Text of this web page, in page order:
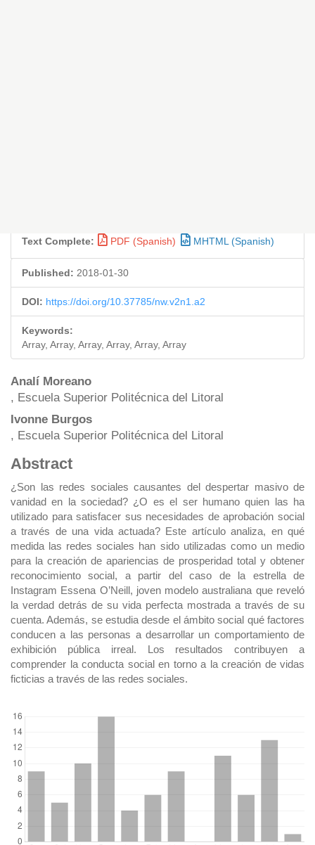
Text Complete: PDF (Spanish) MHTML (Spanish)
Published: 2018-01-30
DOI: https://doi.org/10.37785/nw.v2n1.a2
Keywords:
Array, Array, Array, Array, Array, Array
Main
Article
Content
Analí Moreano
, Escuela Superior Politécnica del Litoral
Ivonne Burgos
, Escuela Superior Politécnica del Litoral
Abstract
¿Son las redes sociales causantes del despertar masivo de
vanidad en la sociedad? ¿O es el ser humano quien las ha
utilizado para satisfacer sus necesidades de aprobación social
a través de una vida actuada? Este artículo analiza, en qué
medida las redes sociales han sido utilizadas como un medio
para la creación de apariencias de prosperidad total y obtener
reconocimiento social, a partir del caso de la estrella de
Instagram Essena O’Neill, joven modelo australiana que reveló
la verdad detrás de su vida perfecta mostrada a través de su
cuenta. Además, se estudia desde el ámbito social qué factores
conducen a las personas a desarrollar un comportamiento de
exhibición pública irreal. Los resultados contribuyen a
comprender la conducta social en torno a la creación de vidas
ficticias a través de las redes sociales.